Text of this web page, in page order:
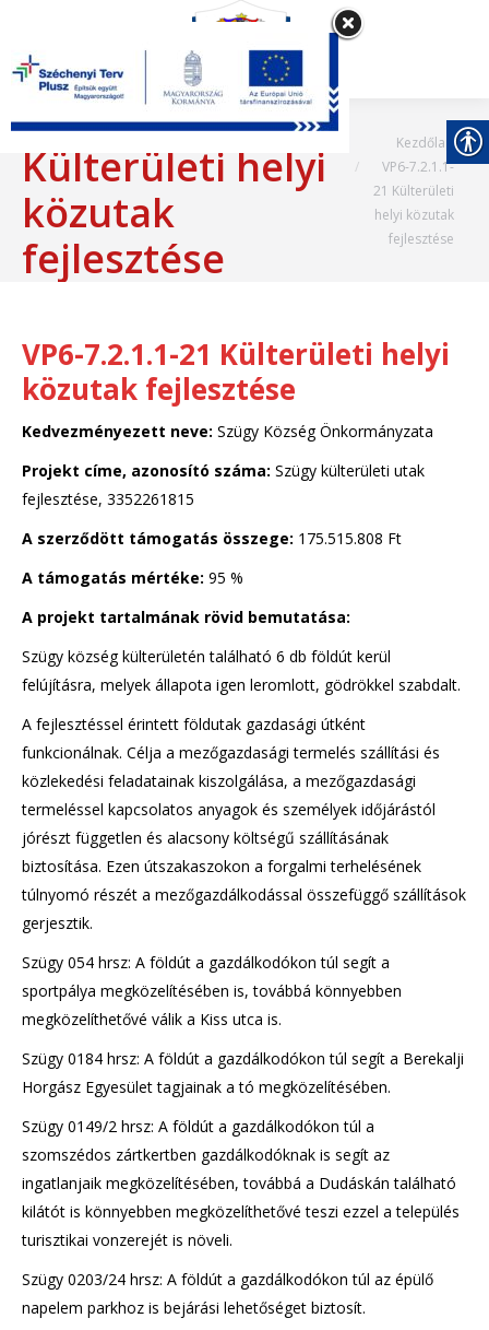
VP6-7.2.1.1-21
Külterületi helyi
közutak
fejlesztése
Most itt vagy:
Kezdőlap
VP6-7.2.1.1-
21 Külterületi
helyi közutak
fejlesztése
VP6-7.2.1.1-21 Külterületi helyi
közutak fejlesztése
Kedvezményezett neve: Szügy Község Önkormányzata
Projekt címe, azonosító száma: Szügy külterületi utak
fejlesztése, 3352261815
A szerződött támogatás összege: 175.515.808 Ft
A támogatás mértéke: 95 %
A projekt tartalmának rövid bemutatása:
Szügy község külterületén található 6 db földút kerül
felújításra, melyek állapota igen leromlott, gödrökkel szabdalt.
A fejlesztéssel érintett földutak gazdasági útként
funkcionálnak. Célja a mezőgazdasági termelés szállítási és
közlekedési feladatainak kiszolgálása, a mezőgazdasági
termeléssel kapcsolatos anyagok és személyek időjárástól
jórészt független és alacsony költségű szállításának
biztosítása. Ezen útszakaszokon a forgalmi terhelésének
túlnyomó részét a mezőgazdálkodással összefüggő szállítások
gerjesztik.
Szügy 054 hrsz: A földút a gazdálkodókon túl segít a
sportpálya megközelítésében is, továbbá könnyebben
megközelíthetővé válik a Kiss utca is.
Szügy 0184 hrsz: A földút a gazdálkodókon túl segít a Berekalji
Horgász Egyesület tagjainak a tó megközelítésében.
Szügy 0149/2 hrsz: A földút a gazdálkodókon túl a
szomszédos zártkertben gazdálkodóknak is segít az
ingatlanjaik megközelítésében, továbbá a Dudáskán található
kilátót is könnyebben megközelíthetővé teszi ezzel a település
turisztikai vonzerejét is növeli.
Szügy 0203/24 hrsz: A földút a gazdálkodókon túl az épülő
napelem parkhoz is bejárási lehetőséget biztosít.